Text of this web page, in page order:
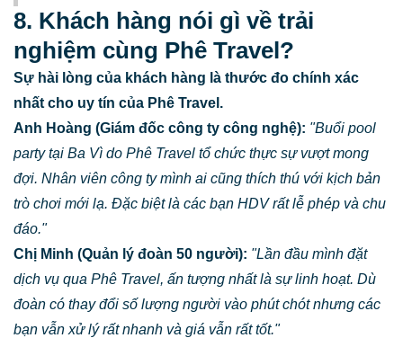
8. Khách hàng nói gì về trải
nghiệm cùng Phê Travel?
Sự hài lòng của khách hàng là thước đo chính xác
nhất cho uy tín của Phê Travel.
Anh Hoàng (Giám đốc công ty công nghệ): "Buổi pool
party tại Ba Vì do Phê Travel tổ chức thực sự vượt mong
đợi. Nhân viên công ty mình ai cũng thích thú với kịch bản
trò chơi mới lạ. Đặc biệt là các bạn HDV rất lễ phép và chu
đáo."
Chị Minh (Quản lý đoàn 50 người): "Lần đầu mình đặt
dịch vụ qua Phê Travel, ấn tượng nhất là sự linh hoạt. Dù
đoàn có thay đổi số lượng người vào phút chót nhưng các
bạn vẫn xử lý rất nhanh và giá vẫn rất tốt."